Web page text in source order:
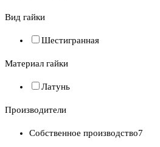
Вид гайки
Шестигранная
Материал гайки
Латунь
Производители
Собственное производство7